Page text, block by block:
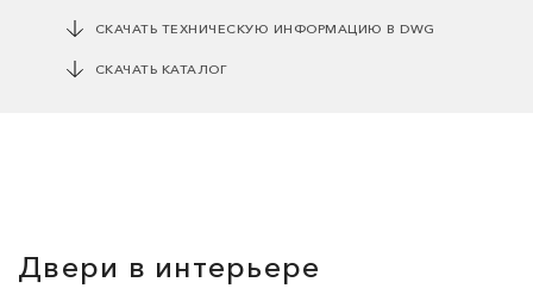
СКАЧАТЬ ТЕХНИЧЕСКУЮ ИНФОРМАЦИЮ В DWG
СКАЧАТЬ КАТАЛОГ
Двери в интерьере